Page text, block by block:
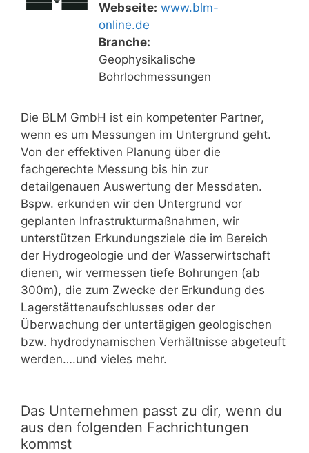
Webseite: www.blm-
online.de
Branche:
Geophysikalische
Bohrlochmessungen
Die BLM GmbH ist ein kompetenter Partner,
wenn es um Messungen im Untergrund geht.
Von der effektiven Planung über die
fachgerechte Messung bis hin zur
detailgenauen Auswertung der Messdaten.
Bspw. erkunden wir den Untergrund vor
geplanten Infrastrukturmaßnahmen, wir
unterstützen Erkundungsziele die im Bereich
der Hydrogeologie und der Wasserwirtschaft
dienen, wir vermessen tiefe Bohrungen (ab
300m), die zum Zwecke der Erkundung des
Lagerstättenaufschlusses oder der
Überwachung der untertägigen geologischen
bzw. hydrodynamischen Verhältnisse abgeteuft
werden….und vieles mehr.
Das Unternehmen passt zu dir, wenn du
aus den folgenden Fachrichtungen
kommst